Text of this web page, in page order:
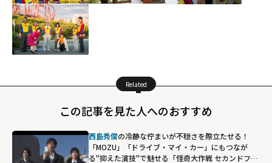
Related
この記事を見た人へのおすすめ
西島秀俊の冷静な佇まいが不穏さを際立たせる！
「MOZU」「ドライブ・マイ・カー」にもつなが
る"抑えた演技"で魅せる「怪奇大作戦 セカンドファ